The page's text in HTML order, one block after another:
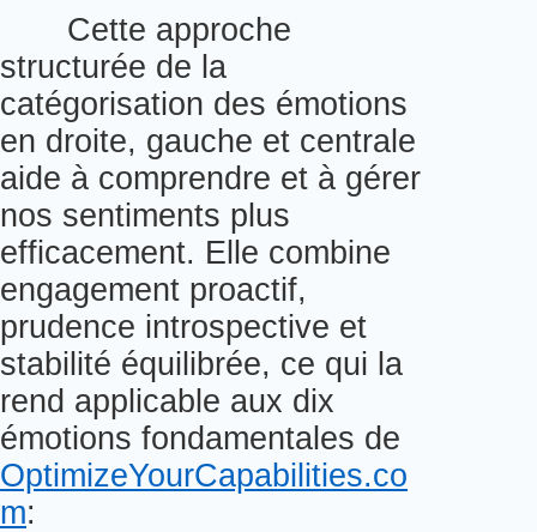
Cette approche
structurée de la
catégorisation des émotions
en droite, gauche et centrale
aide à comprendre et à gérer
nos sentiments plus
efficacement. Elle combine
engagement proactif,
prudence introspective et
stabilité équilibrée, ce qui la
rend applicable aux dix
émotions fondamentales de
OptimizeYourCapabilities.co
m: